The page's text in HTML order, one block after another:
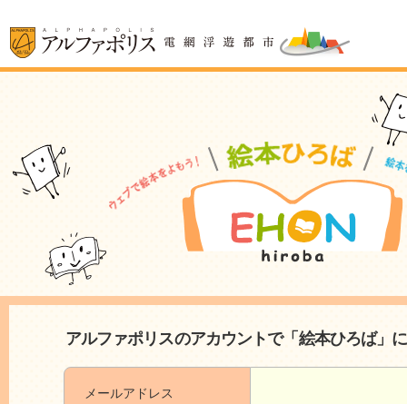
アルファポリスのアカウントで「絵本ひろば」
メールアドレス